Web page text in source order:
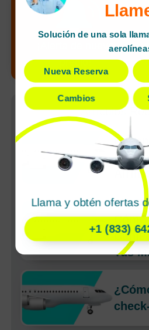
¡Alerta de nuevo
precio!
Artículos
Tus
Solución de una sola
Nueva Reserva
Cambios
Llama y obtén ofertas
+1 (833)